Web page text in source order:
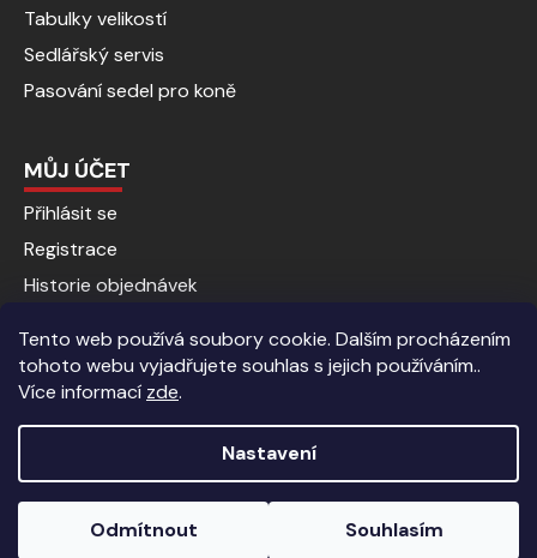
Tento web používá soubory cookie. Dalším procházením
tohoto webu vyjadřujete souhlas s jejich používáním..
Více informací zde.
Nastavení
Odmítnout Souhlasím
Tabulky velikostí
Sedlářský servis
Pasování sedel pro koně
MŮJ ÚČET
Přihlásit se
Registrace
Historie objednávek
Vytvořil Shoptet
Anque Media